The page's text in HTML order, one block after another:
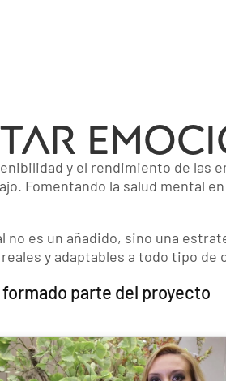
y el rendimiento de las
Fomentando la salud mental
es un añadido, sino una
y adaptables a todo tipo de
parte del proyecto